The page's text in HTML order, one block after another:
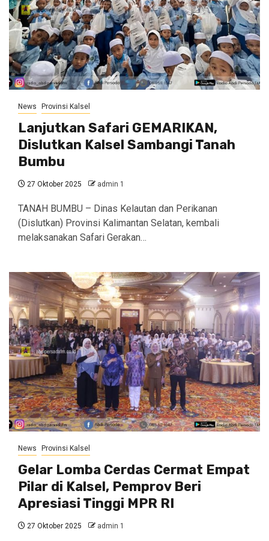
News Provinsi Kalsel
Lanjutkan Safari GEMARIKAN,
Dislutkan Kalsel Sambangi Tanah
Bumbu
27 Oktober 2025 admin 1
TANAH BUMBU – Dinas Kelautan dan Perikanan
(Dislutkan) Provinsi Kalimantan Selatan, kembali
melaksanakan Safari Gerakan…
News Provinsi Kalsel
Gelar Lomba Cerdas Cermat Empat
Pilar di Kalsel, Pemprov Beri
Apresiasi Tinggi MPR RI
27 Oktober 2025 admin 1